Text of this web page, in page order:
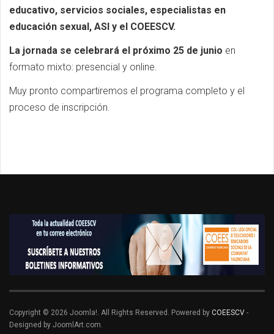
educativo, servicios sociales, especialistas en
educación sexual, ASI y el COEESCV.
La jornada se celebrará el próximo 25 de junio en
formato mixto: presencial y online.
Muy pronto compartiremos el programa completo y el
proceso de inscripción.
Copyright © 2026 Joomla!. All Rights Reserved. Powered by COEESCV -
Designed by JoomlArt.com.